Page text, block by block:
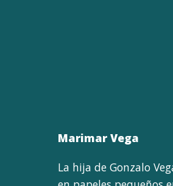
Marimar Vega
La hija de Gonzalo